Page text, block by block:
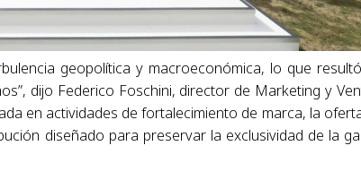
geopolítica y macroeconómica, lo que
dijo Federico Foschini, director de Marketing y
en actividades de fortalecimiento de marca, la
diseñado para preservar la exclusividad de la